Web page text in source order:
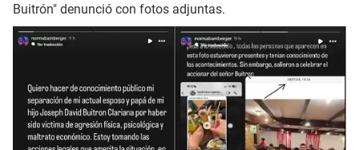
Buitrón" denunció con fotos adjuntas.